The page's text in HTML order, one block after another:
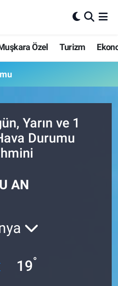
Özel Turizm
Yarın ve 1
Durumu
AN
19°
Haritası